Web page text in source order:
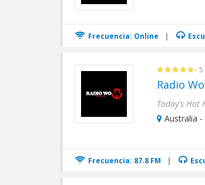
Frecuencia: Online |
-
Radio
Today's Hot
Australia
Frecuencia: 87.8 FM |